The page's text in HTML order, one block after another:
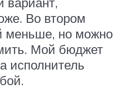
Во втором
меньше, но можно
Мой бюджет
исполнитель